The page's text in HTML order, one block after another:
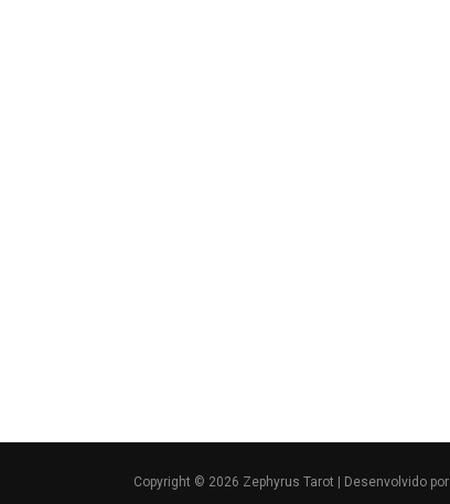
Copyright © 2026 Zephyrus Tarot | Desenvolvido por